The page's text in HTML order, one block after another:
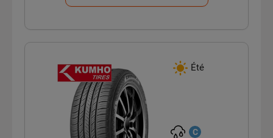
Été
C